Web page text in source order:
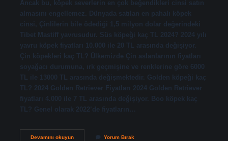
Ancak bu, köpek severlerin en çok beğendikleri cinsi satın
almasını engellemez. Dünyada satılan en pahalı köpek
cinsi, Çinlilerin bile ödediği 1,5 milyon dolar değerindeki
Tibet Mastiff yavrusudur. Süs köpeği kaç TL 2024? 2024 yılı
yavru köpek fiyatları 10.000 ile 20 TL arasında değişiyor.
Çin köpekleri kaç TL? Ülkemizde Çin aslanlarının fiyatları
soyağacı durumuna, ırk geçmişine ve renklerine göre 6000
TL ile 13000 TL arasında değişmektedir. Golden köpeği kaç
TL? 2024 Golden Retriever Fiyatları 2024 Golden Retriever
fiyatları 4.000 ile 7 TL arasında değişiyor. Boo köpek kaç
TL? Genel olarak 2022’de fiyatların…
Devamını okuyunEn
Yorum Bırak